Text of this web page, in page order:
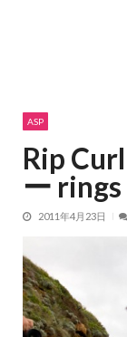
ASP
Rip
ー
2011年4月23日